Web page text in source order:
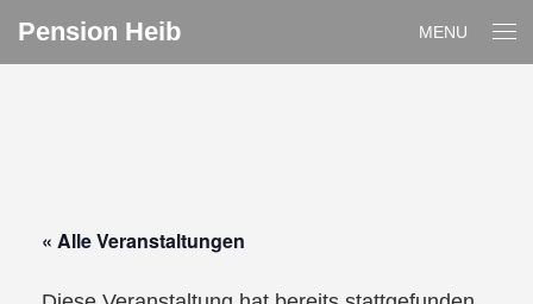
Pension Heib MENU
« Alle Veranstaltungen